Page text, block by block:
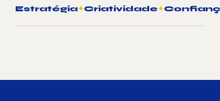
Estratégia✦Criatividade✦